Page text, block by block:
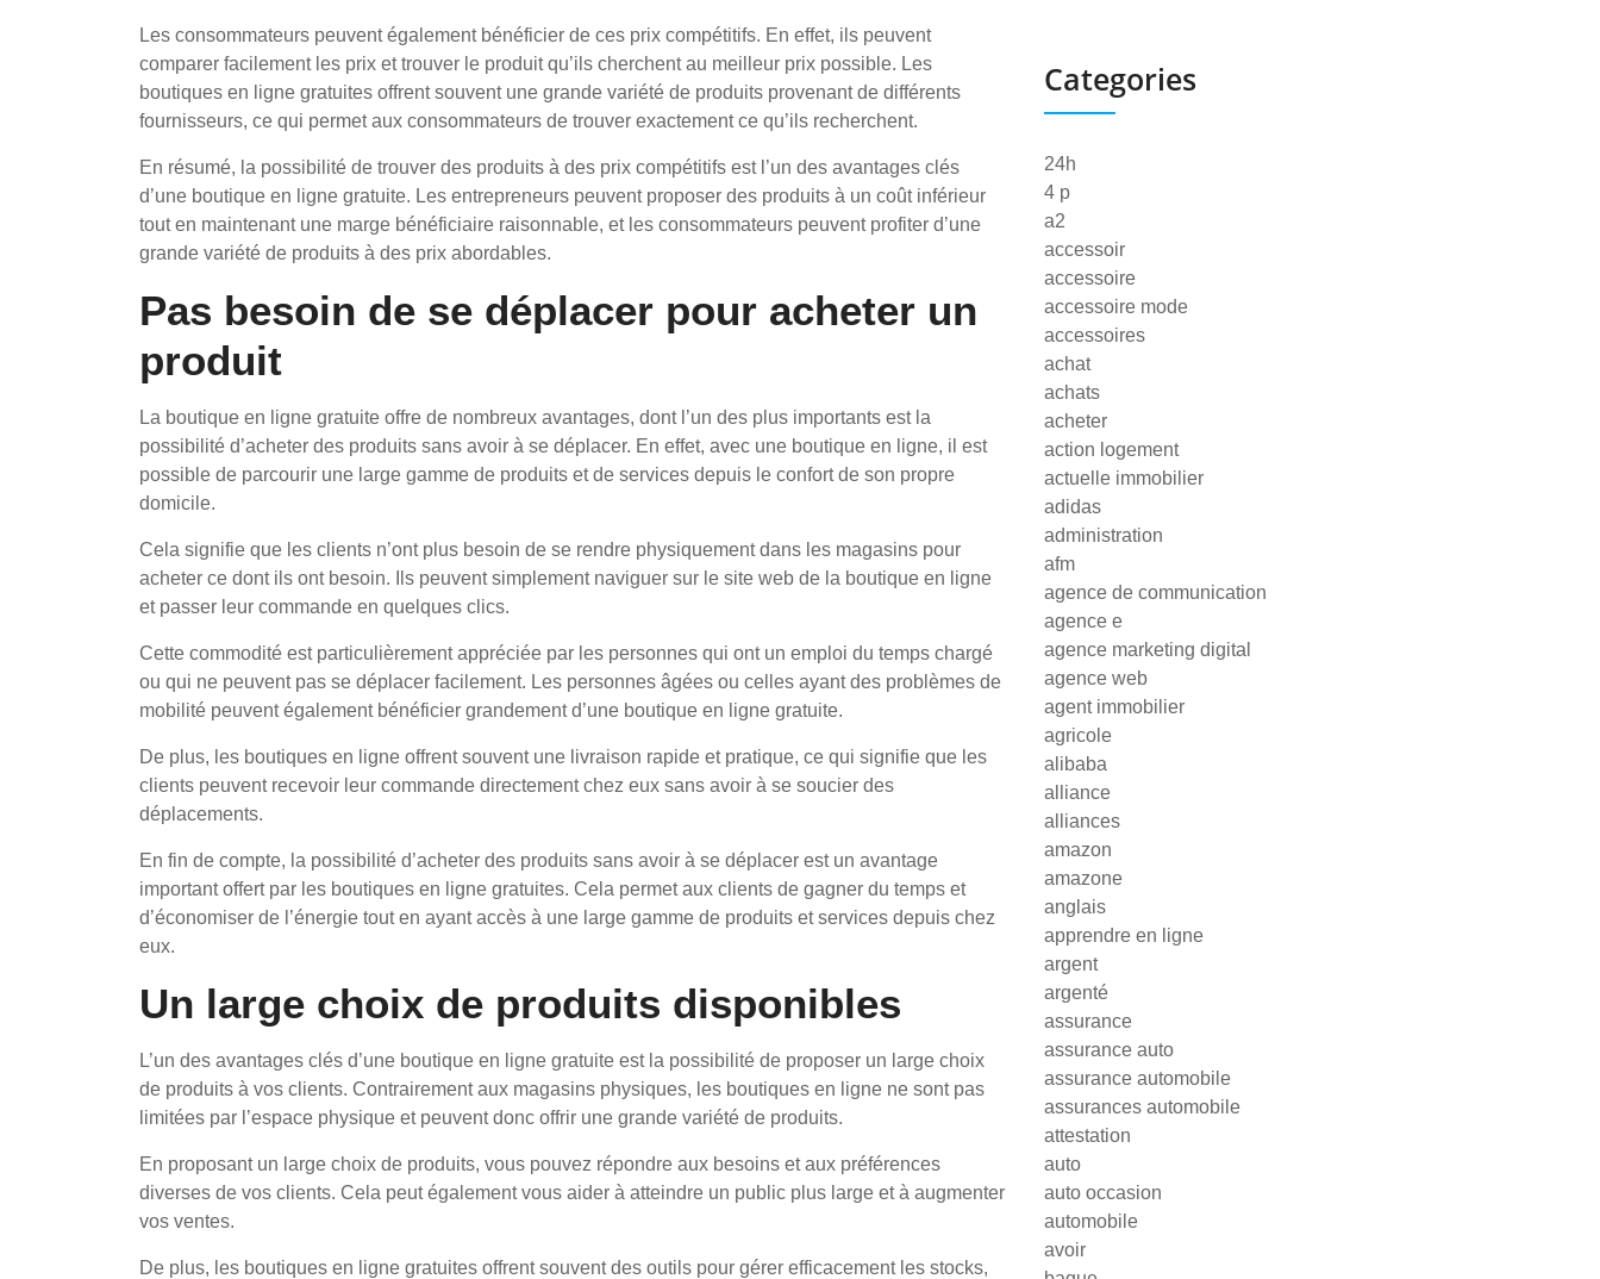
Les consommateurs peuvent également bénéficier de ces prix compétitifs. En effet, ils peuvent
comparer facilement les prix et trouver le produit qu’ils cherchent au meilleur prix possible. Les
boutiques en ligne gratuites offrent souvent une grande variété de produits provenant de différents
fournisseurs, ce qui permet aux consommateurs de trouver exactement ce qu’ils recherchent.
En résumé, la possibilité de trouver des produits à des prix compétitifs est l’un des avantages clés
d’une boutique en ligne gratuite. Les entrepreneurs peuvent proposer des produits à un coût inférieur
tout en maintenant une marge bénéficiaire raisonnable, et les consommateurs peuvent profiter d’une
grande variété de produits à des prix abordables.
Pas besoin de se déplacer pour acheter un
produit
La boutique en ligne gratuite offre de nombreux avantages, dont l’un des plus importants est la
possibilité d’acheter des produits sans avoir à se déplacer. En effet, avec une boutique en ligne, il est
possible de parcourir une large gamme de produits et de services depuis le confort de son propre
domicile.
Cela signifie que les clients n’ont plus besoin de se rendre physiquement dans les magasins pour
acheter ce dont ils ont besoin. Ils peuvent simplement naviguer sur le site web de la boutique en ligne
et passer leur commande en quelques clics.
Cette commodité est particulièrement appréciée par les personnes qui ont un emploi du temps chargé
ou qui ne peuvent pas se déplacer facilement. Les personnes âgées ou celles ayant des problèmes de
mobilité peuvent également bénéficier grandement d’une boutique en ligne gratuite.
De plus, les boutiques en ligne offrent souvent une livraison rapide et pratique, ce qui signifie que les
clients peuvent recevoir leur commande directement chez eux sans avoir à se soucier des
déplacements.
En fin de compte, la possibilité d’acheter des produits sans avoir à se déplacer est un avantage
important offert par les boutiques en ligne gratuites. Cela permet aux clients de gagner du temps et
d’économiser de l’énergie tout en ayant accès à une large gamme de produits et services depuis chez
eux.
Un large choix de produits disponibles
L’un des avantages clés d’une boutique en ligne gratuite est la possibilité de proposer un large choix
de produits à vos clients. Contrairement aux magasins physiques, les boutiques en ligne ne sont pas
limitées par l’espace physique et peuvent donc offrir une grande variété de produits.
En proposant un large choix de produits, vous pouvez répondre aux besoins et aux préférences
diverses de vos clients. Cela peut également vous aider à atteindre un public plus large et à augmenter
vos ventes.
De plus, les boutiques en ligne gratuites offrent souvent des outils pour gérer efficacement les stocks,
Categories
24h
4 p
a2
accessoir
accessoire
accessoire mode
accessoires
achat
achats
acheter
action logement
actuelle immobilier
adidas
administration
afm
agence de communication
agence e
agence marketing digital
agence web
agent immobilier
agricole
alibaba
alliance
alliances
amazon
amazone
anglais
apprendre en ligne
argent
argenté
assurance
assurance auto
assurance automobile
assurances automobile
attestation
auto
auto occasion
automobile
avoir